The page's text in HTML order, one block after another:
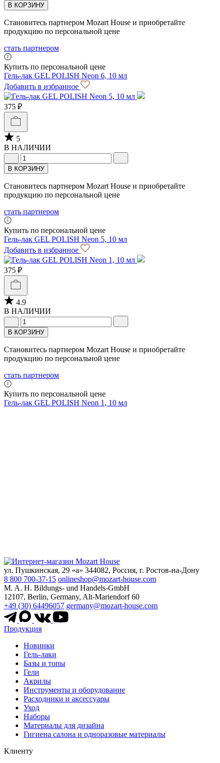
В КОРЗИНУ
Становитесь партнером Mozart House и приобретайте
продукцию по персональной цене
стать партнером
Купить по персональной цене
Гель-лак GEL POLISH Neon 6, 10 мл
Добавить в избранное
375 ₽
5
В НАЛИЧИИ
В КОРЗИНУ
Становитесь партнером Mozart House и приобретайте
продукцию по персональной цене
стать партнером
Купить по персональной цене
Гель-лак GEL POLISH Neon 5, 10 мл
Добавить в избранное
375 ₽
4.9
В НАЛИЧИИ
В КОРЗИНУ
Становитесь партнером Mozart House и приобретайте
продукцию по персональной цене
стать партнером
Купить по персональной цене
Гель-лак GEL POLISH Neon 1, 10 мл
ул. Пушкинская, 29 «а» 344082, Россия, г. Ростов-на-Дону
8 800 700-37-15 onlineshop@mozart-house.com
M. A. H. Bildungs- und Handels-GmbH
12107, Berlin, Germany, Alt-Mariendorf 60
+49 (30) 64496057 germany@mozart-house.com
Продукция
Новинки
Гель-лаки
Базы и топы
Гели
Акрилы
Инструменты и оборудование
Расходники и аксессуары
Уход
Наборы
Материалы для дизайна
Гигиена салона и одноразовые материалы
Клиенту